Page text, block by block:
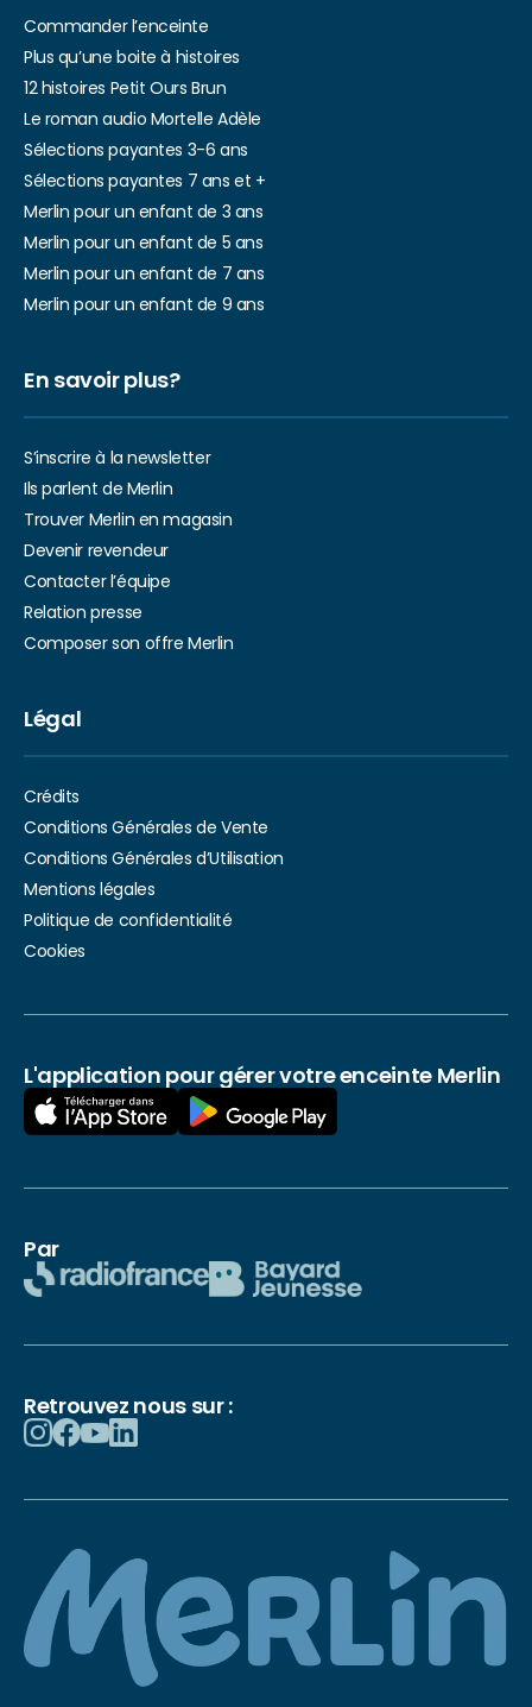
Commander l’enceinte
Plus qu’une boite à histoires
12 histoires Petit Ours Brun
Le roman audio Mortelle Adèle
Sélections payantes 3-6 ans
Sélections payantes 7 ans et +
Merlin pour un enfant de 3 ans
Merlin pour un enfant de 5 ans
Merlin pour un enfant de 7 ans
Merlin pour un enfant de 9 ans
En savoir plus?
S’inscrire à la newsletter
Ils parlent de Merlin
Trouver Merlin en magasin
Devenir revendeur
Contacter l’équipe
Relation presse
Composer son offre Merlin
Légal
Crédits
Conditions Générales de Vente
Conditions Générales d’Utilisation
Mentions légales
Politique de confidentialité
Cookies
L'application pour gérer votre enceinte Merlin
Par
Retrouvez nous sur :